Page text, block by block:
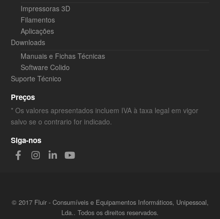
Impressoras 3D
Filamentos
Aplicações
Downloads
Manuais e Fichas Técnicas
Software Colido
Suporte Técnico
Preços
* Os valores apresentados incluem IVA à taxa legal em vigor
salvo se o contrario for indicado.
Siga-nos
© 2017 Fluir - Consumíveis e Equipamentos Informáticos, Unipessoal,
Lda.. Todos os direitos reservados.